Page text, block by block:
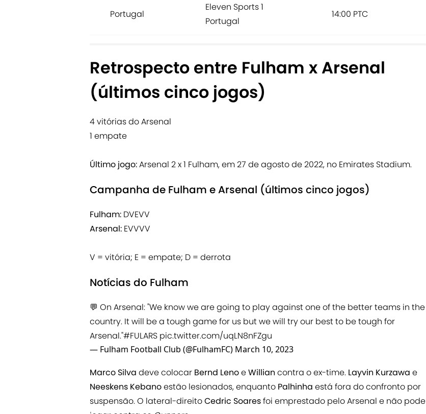
Portugal
Eleven Sports 1
Portugal
14:00 PTC
Retrospecto entre Fulham x Arsenal
(últimos cinco jogos)
4 vitórias do Arsenal
1 empate
Último jogo:Arsenal 2 x 1 Fulham, em 27 de agosto de 2022, no Emirates Stadium.
Campanha de Fulham e Arsenal (últimos cinco jogos)
Fulham: DVEVV
Arsenal: EVVVV
V = vitória; E = empate; D = derrota
Notícias do Fulham
💬 On Arsenal: "We know we are going to play against one of the better teams in the
country. It will be a tough game for us but we will try our best to be tough for
Arsenal."#FULARS pic.twitter.com/uqLN8nFZgu
— Fulham Football Club (@FulhamFC) March 10, 2023
Marco Silva deve colocar Bernd LenoeWillian contra o ex-time. Layvin Kurzawa e
Neeskens Kebanoestão lesionados, enquanto Palhinha está fora do confronto por
suspensão. O lateral-direitoCedric Soaresfoi emprestado pelo Arsenal e não pode